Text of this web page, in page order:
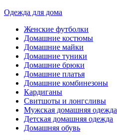
Одежда для дома
Женские футболки
Домашние костюмы
Домашние майки
Домашние туники
Домашние брюки
Домашние платья
Домашние комбинезоны
Кардиганы
Свитшоты и лонгсливы
Мужская домашняя одежда
Детская домашняя одежда
Домашняя обувь